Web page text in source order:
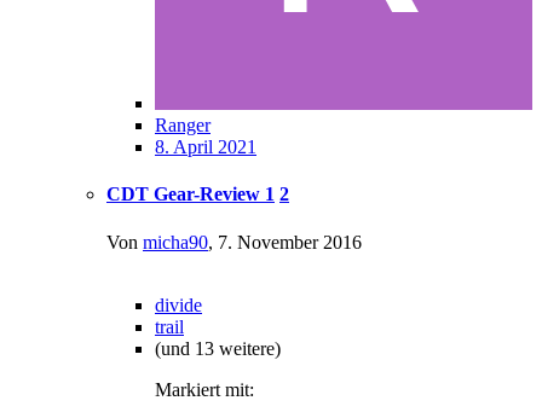
Ranger
8. April 2021
CDT Gear-Review 1 2
Von micha90, 7. November 2016
divide
trail
(und 13 weitere)
Markiert mit: